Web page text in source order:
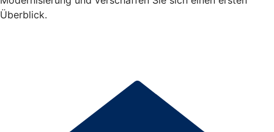
Überblick.